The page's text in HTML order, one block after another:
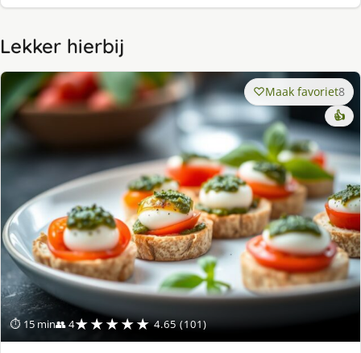
Lekker hierbij
⏱ 15 min👥 4★★★★★ 4.65 (101)
Maak favoriet8
👍